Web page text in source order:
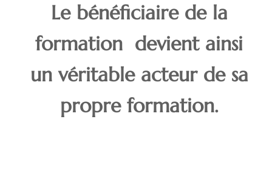
Le bénéficiaire de la
formation devient ainsi
un véritable acteur de sa
propre formation.